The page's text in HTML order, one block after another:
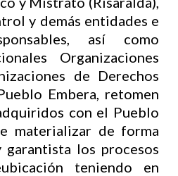
y demás entidades e
así como
Organizaciones
de Derechos
Embera, retomen
con el Pueblo
materializar de forma
garantista los procesos
teniendo en